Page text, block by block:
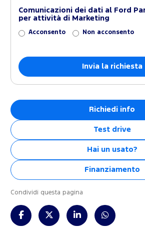
Comunicazioni dei dati al Ford
per attività di Marketing
Acconsento Non acconsento
Richiedi info
Test drive
Hai un usato?
Finanziamento
Condividi questa pagina